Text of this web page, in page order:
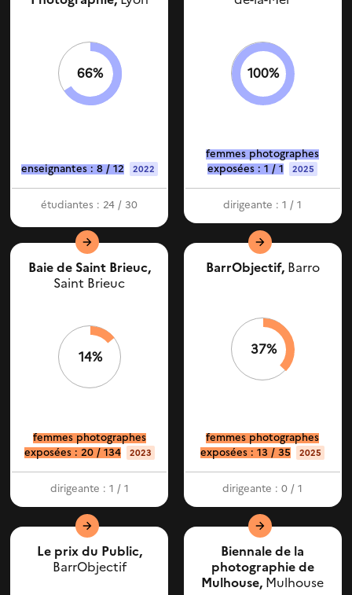
66%
enseignantes : 8 / 12 2022
étudiantes : 24 / 30
pour cette structure.
100%
femmes photographes
exposées : 1 / 1
2025
dirigeante : 1 / 1
Baie de Saint Brieuc,
Saint Brieuc
14%
femmes photographes
exposées : 20 / 134
2023
dirigeante : 1 / 1
BarrObjectif, Barro
37%
femmes photographes
exposées : 13 / 35
2025
dirigeante : 0 / 1
Le prix du Public,
BarrObjectif
Biennale de la
photographie de
Mulhouse, Mulhouse